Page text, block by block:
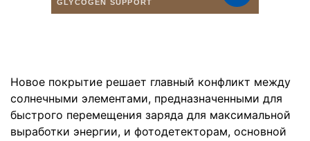
Новое покрытие решает главный конфликт между
солнечными элементами, предназначенными для
быстрого перемещения заряда для максимальной
выработки энергии, и фотодетекторам, основной